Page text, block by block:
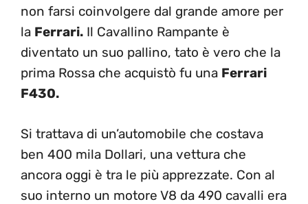
non farsi coinvolgere dal grande amore per
la Ferrari. Il Cavallino Rampante è
diventato un suo pallino, tato è vero che la
prima Rossa che acquistò fu una Ferrari
F430.
Si trattava di un’automobile che costava
ben 400 mila Dollari, una vettura che
ancora oggi è tra le più apprezzate. Con al
suo interno un motore V8 da 490 cavalli era